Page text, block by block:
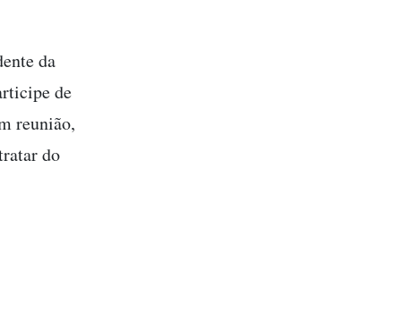
da
de
reunião,
do